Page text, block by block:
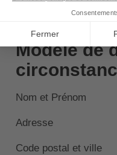
Modèle de
Nom et Prénom
Adresse
Code postal et ville